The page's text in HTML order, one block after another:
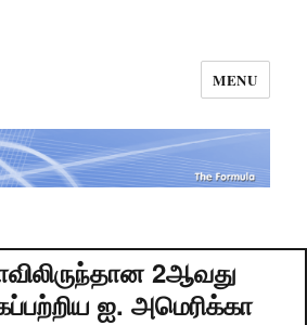
MENU
2ஆவது
ஐ. அமெரிக்கா